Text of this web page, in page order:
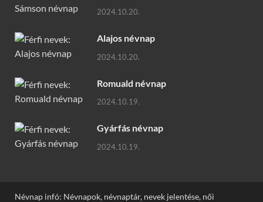
2024.10.20.
Alajos névnap
2024.10.20.
Romuald névnap
2024.10.19.
Gyárfás névnap
2024.10.19.
Névnap infó: Névnapok, névnaptár, nevek jelentése, női